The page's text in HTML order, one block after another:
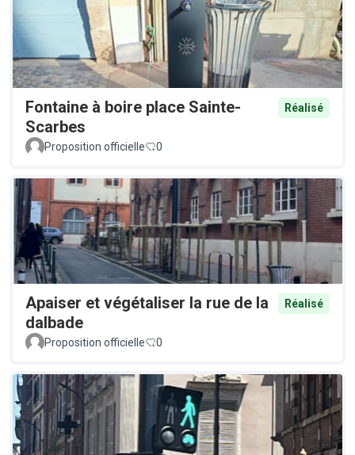
Fontaine à boire place Sainte-
Scarbes
Réalisé
Proposition officielle 0
Apaiser et végétaliser la rue de la
dalbade
Réalisé
Proposition officielle 0